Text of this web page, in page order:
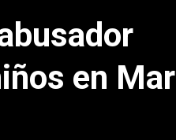
en Mar